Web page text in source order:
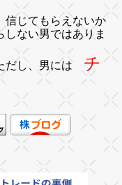
じてもらえないか
ない男ではありま
し、男には チ